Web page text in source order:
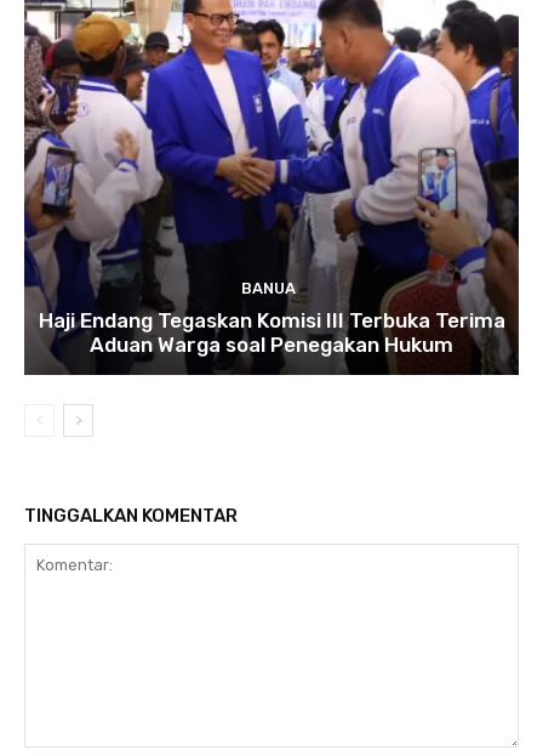
BANUA
Haji Endang Tegaskan Komisi III Terbuka Terima
Aduan Warga soal Penegakan Hukum
TINGGALKAN KOMENTAR